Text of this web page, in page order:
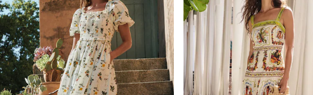
the body and hem, while tall options add length without changing the